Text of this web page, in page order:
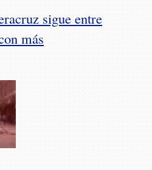
sigue entre
más